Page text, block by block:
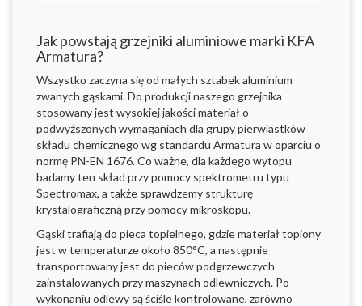
Jak powstają grzejniki aluminiowe marki KFA
Armatura?
Wszystko zaczyna się od małych sztabek aluminium
zwanych gąskami. Do produkcji naszego grzejnika
stosowany jest wysokiej jakości materiał o
podwyższonych wymaganiach dla grupy pierwiastków
składu chemicznego wg standardu Armatura w oparciu o
normę PN-EN 1676. Co ważne, dla każdego wytopu
badamy ten skład przy pomocy spektrometru typu
Spectromax, a także sprawdzemy strukturę
krystalograficzną przy pomocy mikroskopu.
Gąski trafiają do pieca topielnego, gdzie materiał topiony
jest w temperaturze około 850°C, a następnie
transportowany jest do pieców podgrzewczych
zainstalowanych przy maszynach odlewniczych. Po
wykonaniu odlewy są ściśle kontrolowane, zarówno